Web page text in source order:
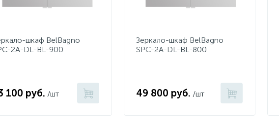
шкаф BelBagno
2A-DL-BL-900
100 руб. /шт
Зеркало-шкаф BelBagno
SPC-2A-DL-BL-800
49 800 руб. /шт